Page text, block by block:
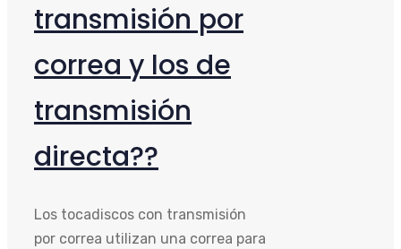
transmisión por
correa y los de
transmisión
directa??
Los tocadiscos con transmisión
por correa utilizan una correa para